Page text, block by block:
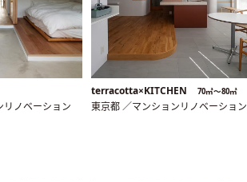
リノベーション
terracotta×KITCHEN 70㎡〜80㎡
東京都 ／マンションリノベーション